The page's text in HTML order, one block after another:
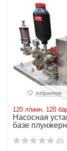
избранное
120 л/мин, 120
Насосная
базе
(0)